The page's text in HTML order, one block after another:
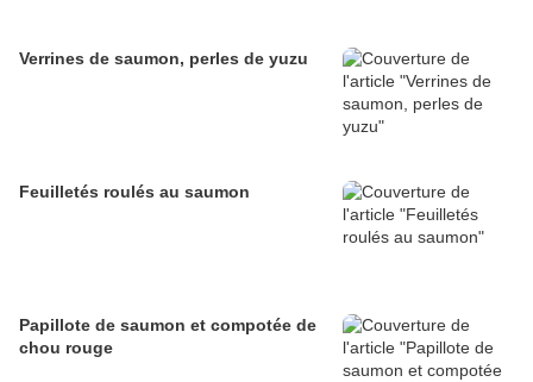
Verrines de saumon, perles de yuzu
Feuilletés roulés au saumon
Papillote de saumon et compotée de
chou rouge